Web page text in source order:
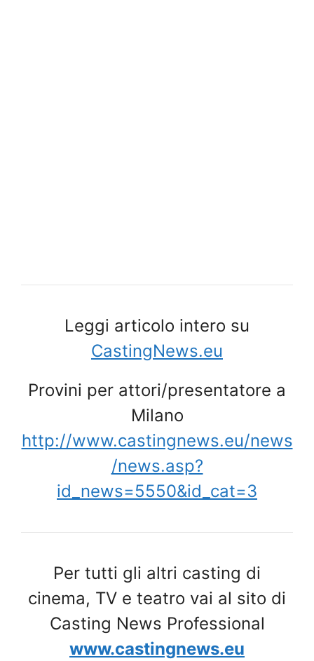
Leggi articolo intero su
CastingNews.eu
Provini per attori/presentatore a
Milano
http://www.castingnews.eu/news
/news.asp?
id_news=5550&id_cat=3
Per tutti gli altri casting di
cinema, TV e teatro vai al sito di
Casting News Professional
www.castingnews.eu